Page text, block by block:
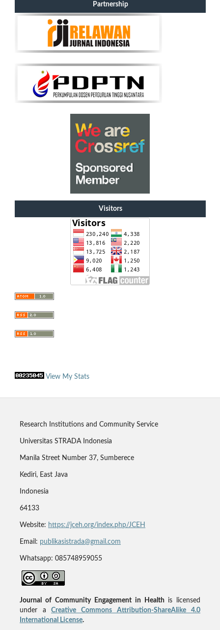
Partnership
Visitors
View My Stats
Research Institutions and Community Service
Universitas STRADA Indonesia
Manila Street Number 37, Sumberece
Kediri, East Java
Indonesia
64133
Website: https://jceh.org/index.php/JCEH
Email: publikasistrada@gmail.com
Whatsapp: 085748959055
Journal of Community Engagement in Health is licensed
under a
Creative Commons Attribution-ShareAlike 4.0
International License.